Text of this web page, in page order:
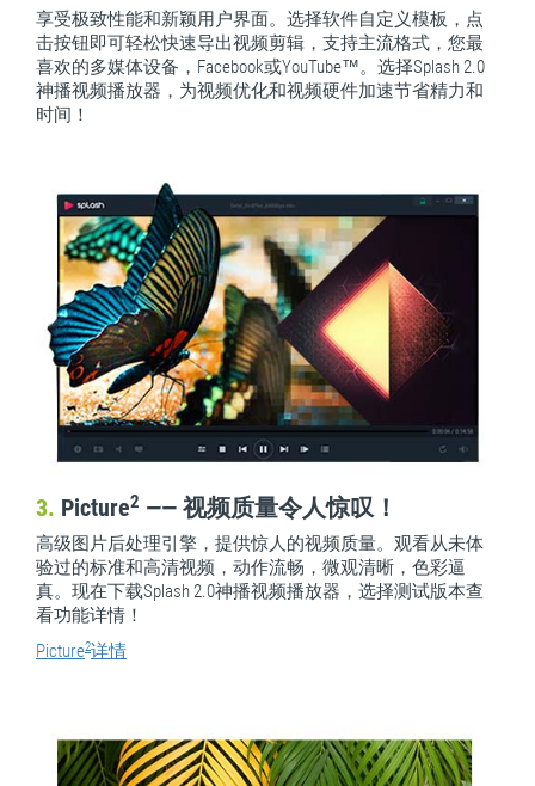
享受极致性能和新颖用户界面。选择软件自定义模板，点
击按钮即可轻松快速导出视频剪辑，支持主流格式，您最
喜欢的多媒体设备，Facebook或YouTube™。选择Splash 2.0
神播视频播放器，为视频优化和视频硬件加速节省精力和
时间！
3. Picture2 —— 视频质量令人惊叹！
高级图片后处理引擎，提供惊人的视频质量。观看从未体
验过的标准和高清视频，动作流畅，微观清晰，色彩逼
真。现在下载Splash 2.0神播视频播放器，选择测试版本查
看功能详情！
Picture2详情